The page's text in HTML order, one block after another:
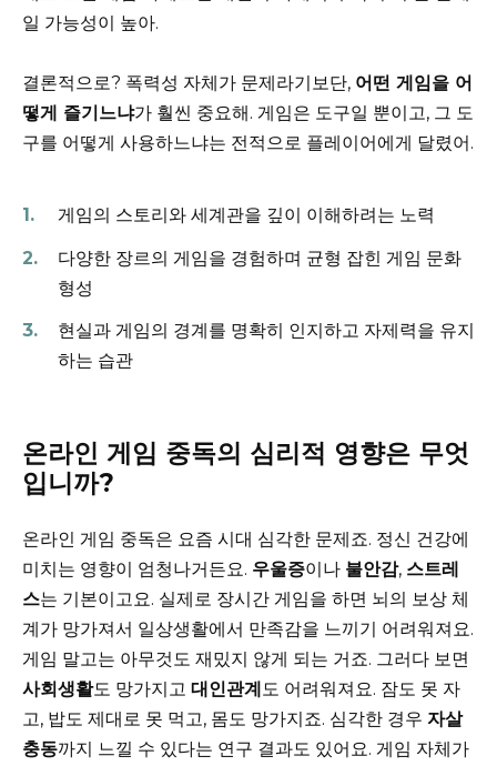
일 가능성이 높아.
결론적으로? 폭력성 자체가 문제라기보단, 어떤 게임을 어
떻게 즐기느냐가 훨씬 중요해. 게임은 도구일 뿐이고, 그 도
구를 어떻게 사용하느냐는 전적으로 플레이어에게 달렸어.
게임의 스토리와 세계관을 깊이 이해하려는 노력
다양한 장르의 게임을 경험하며 균형 잡힌 게임 문화
형성
현실과 게임의 경계를 명확히 인지하고 자제력을 유지
하는 습관
온라인 게임 중독의 심리적 영향은 무엇
입니까?
온라인 게임 중독은 요즘 시대 심각한 문제죠. 정신 건강에
미치는 영향이 엄청나거든요. 우울증이나 불안감, 스트레
스는 기본이고요. 실제로 장시간 게임을 하면 뇌의 보상 체
계가 망가져서 일상생활에서 만족감을 느끼기 어려워져요.
게임 말고는 아무것도 재밌지 않게 되는 거죠. 그러다 보면
사회생활도 망가지고 대인관계도 어려워져요. 잠도 못 자
고, 밥도 제대로 못 먹고, 몸도 망가지죠. 심각한 경우 자살
충동까지 느낄 수 있다는 연구 결과도 있어요. 게임 자체가